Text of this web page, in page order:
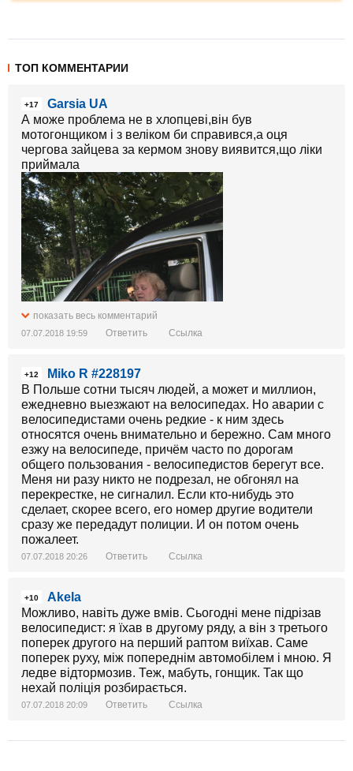
ТОП КОММЕНТАРИИ
+17
Garsia UA
А може проблема не в хлопцеві,він був
мотогонщиком і з веліком би справився,а оця
чергова зайцева за кермом знову виявится,що ліки
приймала
показать весь комментарий
07.07.2018 19:59 Ответить Ссылка
+12
Miko R #228197
В Польше сотни тысяч людей, а может и миллион,
ежедневно выезжают на велосипедах. Но аварии с
велосипедистами очень редкие - к ним здесь
относятся очень внимательно и бережно. Сам много
езжу на велосипеде, причём часто по дорогам
общего пользования - велосипедистов берегут все.
Меня ни разу никто не подрезал, не обгонял на
перекрестке, не сигналил. Если кто-нибудь это
сделает, скорее всего, его номер другие водители
сразу же передадут полиции. И он потом очень
пожалеет.
07.07.2018 20:26 Ответить Ссылка
+10
Akela
Можливо, навіть дуже вмів. Сьогодні мене підрізав
велосипедист: я їхав в другому ряду, а він з третього
поперек другого на перший раптом виїхав. Саме
поперек руху, між попереднім автомобілем і мною. Я
ледве відтормозив. Теж, мабуть, гонщик. Так що
нехай поліція розбирається.
07.07.2018 20:09 Ответить Ссылка